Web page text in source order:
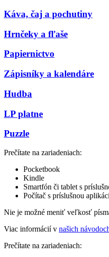
Káva, čaj a pochutiny
Hrnčeky a fľaše
Papiernictvo
Zápisníky a kalendáre
Hudba
LP platne
Puzzle
Prečítate na zariadeniach:
Pocketbook
Kindle
Smartfón či tablet s
Počítač s príslušnou
Nie je možné meniť veľkosť
Viac informácií v našich
Prečítate na zariadeniach: